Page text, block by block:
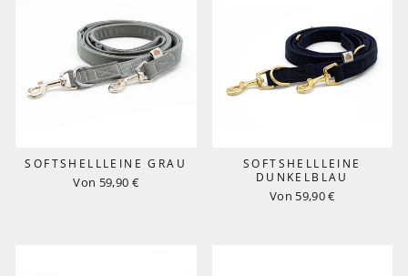
SOFTSHELLLEINE GRAU
Von 59,90 €
SOFTSHELLLEINE
DUNKELBLAU
Von 59,90 €